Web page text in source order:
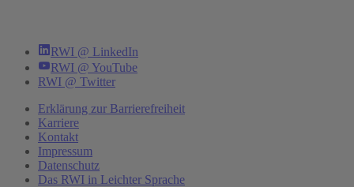
RWI @ LinkedIn
RWI @ YouTube
RWI @ Twitter
Erklärung zur Barrierefreiheit
Karriere
Kontakt
Impressum
Datenschutz
Das RWI in Leichter Sprache